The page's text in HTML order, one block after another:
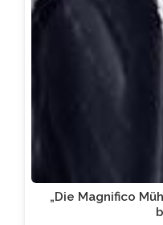
„Die Magnifico